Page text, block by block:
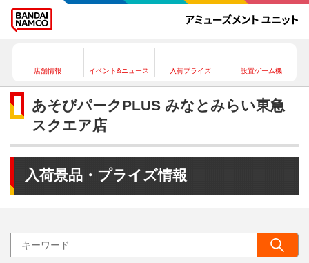
店舗情報 イベント&ニュース 入荷プライズ 設置ゲーム機
あそびパークPLUS みなとみらい東急
スクエア店
入荷景品・プライズ情報